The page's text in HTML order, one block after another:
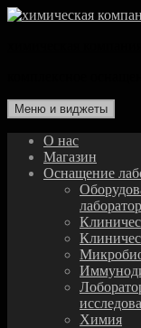
Перейти
Меню и виджеты
О нас
Магазин
Оснащение
Химия